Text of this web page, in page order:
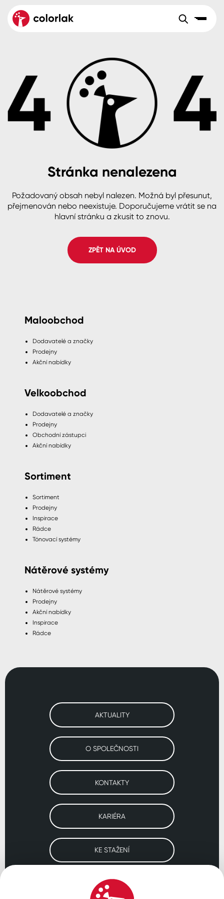
Velkoobchod Sortiment
Aktuality
Reference
O společnosti
B2B +420 800 145 555Po – Pá: 8:00–15:00
Česko
Slovensko Polsko Worldwide
Dřevo
Beton, asfalt, minerální podklady
Plast, sklo, keramika
Stěny
Fasády
Spreje
Colorlak Dekor
Colorlak Profi
Colorlak Pta
Stránka nenalezena
Požadovaný obsah nebyl nalezen. Možná byl přesunut,
přejmenován nebo neexistuje. Doporučujeme vrátit se na
hlavní stránku a zkusit to znovu.
ZPĚT NA ÚVOD
Maloobchod
Dodavatelé a značky
Prodejny
Akční nabídky
Velkoobchod
Dodavatelé a značky
Prodejny
Obchodní zástupci
Akční nabídky
Sortiment
Sortiment
Prodejny
Inspirace
Rádce
Tónovací systémy
Nátěrové systémy
Nátěrové systémy
Prodejny
Akční nabídky
Inspirace
Rádce
AKTUALITY
O SPOLEČNOSTI
KONTAKTY
KARIÉRA
KE STAŽENÍ
Navštivte naše pobočky